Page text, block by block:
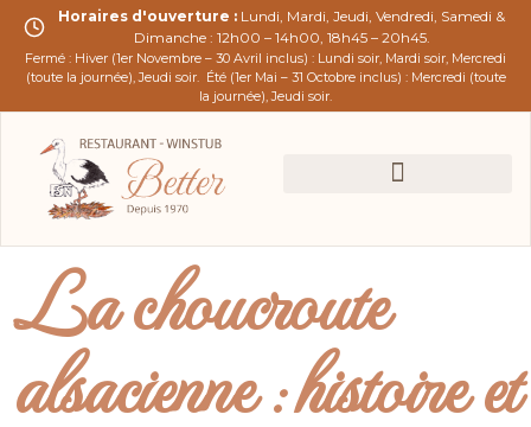
Horaires d'ouverture : Lundi, Mardi, Jeudi, Vendredi, Samedi &
Dimanche : 12h00 – 14h00, 18h45 – 20h45.
Fermé : Hiver (1er Novembre – 30 Avril inclus) : Lundi soir, Mardi soir, Mercredi
(toute la journée), Jeudi soir. Été (1er Mai – 31 Octobre inclus) : Mercredi (toute
la journée), Jeudi soir.
La choucroute
alsacienne : histoire et